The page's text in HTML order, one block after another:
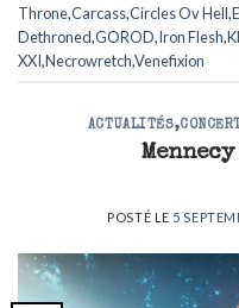
Throne,Carcass,Circles Ov Hell,
Dethroned,GOROD,Iron Flesh,
XXI,Necrowretch,Venefixion
ACTUALITÉS,
POSTÉ LE 5